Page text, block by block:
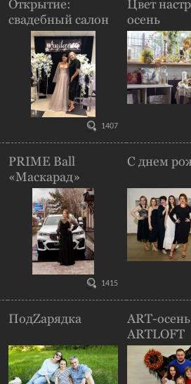
Открытие:
свадебный салон
"Anikeeva"
1407
Цвет
осень
PRIME Ball
«Маскарад»
1415
C днем
ПодZарядка
ART-
ARTLOFT